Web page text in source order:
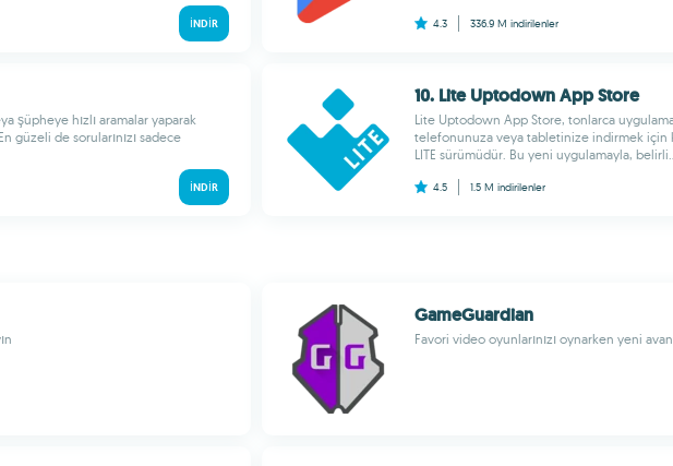
İNDIR 4.3 336.9 M indirilenler
şüpheye hızlı aramalar yaparak
güzeli de sorularınızı sadece
İNDIR
10. Lite Uptodown App Store
Lite Uptodown App Store, tonlarca
telefonunuza veya tabletinize indirmek için
LITE sürümüdür. Bu yeni uygulamayla,
4.5 1.5 M indirilenler
GameGuardian
Favori video oyunlarınızı oynarken yeni